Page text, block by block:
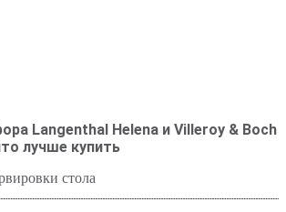
Langenthal Helena и Villeroy & Boch
лучше купить
стола